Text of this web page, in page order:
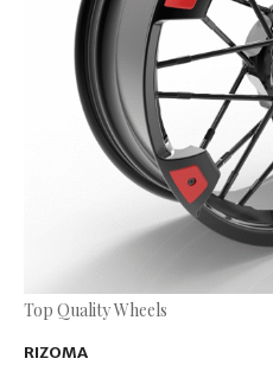
Top Quality Wheels
RIZOMA